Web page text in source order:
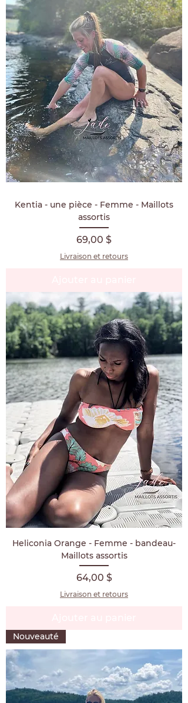
Kentia - une pièce - Femme - Maillots
assortis
Prix
69,00 $
Livraison et retours
Heliconia Orange - Femme - bandeau-
Maillots assortis
Prix
64,00 $
Livraison et retours
Nouveauté